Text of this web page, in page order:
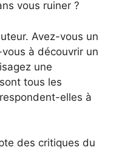
vous ruiner ?
Avez-vous un
à découvrir un
une
tous les
elles à
des critiques du